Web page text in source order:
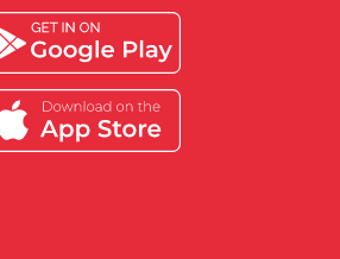
Lees verder
Bekijk alle ervaringen